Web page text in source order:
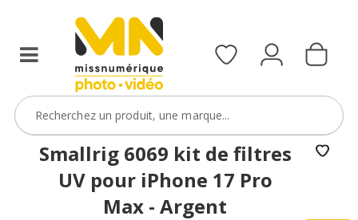
Smallrig 6069 kit de filtres
UV pour iPhone 17 Pro
Max - Argent